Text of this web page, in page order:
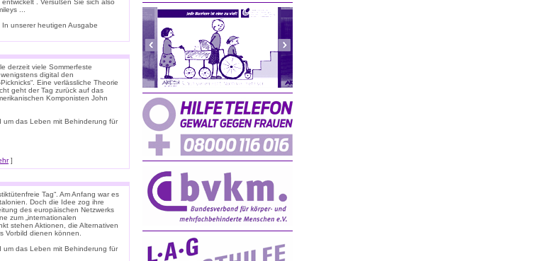
. Versüßen Sie sich also
...
In unserer heutigen Ausgabe
derzeit viele Sommerfeste
digital den
Eine verlässliche Theorie
geht der Tag zurück auf das
Komponisten John
das Leben mit Behinderung für
]
Tag“. Am Anfang war es
Doch die Idee zog ihre
des europäischen Netzwerks
zum „internationalen
stehen Aktionen, die Alternativen
Vorbild dienen können.
das Leben mit Behinderung für